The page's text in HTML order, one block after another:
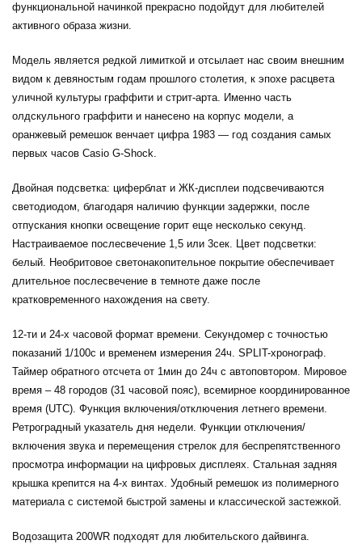
функциональной начинкой прекрасно подойдут для любителей
активного образа жизни.
Модель является редкой лимиткой и отсылает нас своим внешним
видом к девяностым годам прошлого столетия, к эпохе расцвета
уличной культуры граффити и стрит-арта. Именно часть
олдскульного граффити и нанесено на корпус модели, а
оранжевый ремешок венчает цифра 1983 — год создания самых
первых часов Casio G-Shock.
Двойная подcветка: циферблат и ЖК-дисплеи подсвечиваются
светодиодом, благодаря наличию функции задержки, после
отпускания кнопки освещение горит еще несколько секунд.
Настраиваемое послесвечение 1,5 или 3сек. Цвет подсветки:
белый. Необритовое светонакопительное покрытие обеспечивает
длительное послесвечение в темноте даже после
кратковременного нахождения на свету.
12-ти и 24-х часовой формат времени. Секундомер с точностью
показаний 1/100с и временем измерения 24ч. SPLIT-хронограф.
Таймер обратного отсчета от 1мин до 24ч с автоповтором. Мировое
время – 48 городов (31 часовой пояс), всемирное координированное
время (UTC). Функция включения/отключения летнего времени.
Ретроградный указатель дня недели. Функции отключения/
включения звука и перемещения стрелок для беспрепятственного
просмотра информации на цифровых дисплеях. Стальная задняя
крышка крепится на 4-х винтах. Удобный ремешок из полимерного
материала с системой быстрой замены и классической застежкой.
Водозащита 200WR подходят для любительского дайвинга.